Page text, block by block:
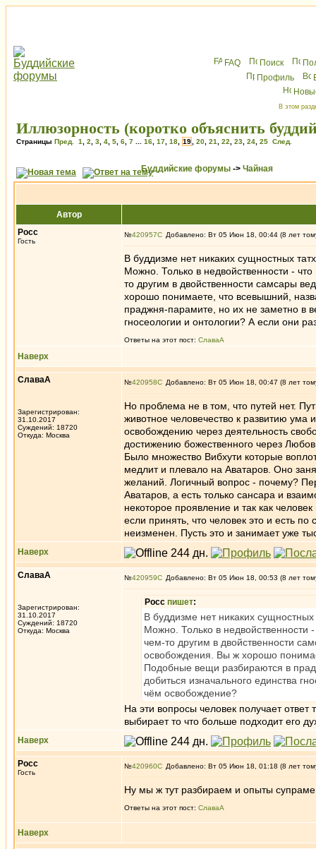
FAQ Поиск
Профиль
В этом
Иллюзорность (коротко объяснить
Страницы Пред. 1 2 3 4 5 6 7 16 17 18 19 20 21 22 23 24 25 След.
Буддийские форумы -> Чайная
Автор
Росс
Гость
№420957 Добавлено: Вт 05 Июн 18, 00:44 (8 лет
В буддизме нет никаких сущностных
Можно. Только в недвойственности -
то другим в двойственности самсары
хорошо понимаете, что всевышний,
праджня-парамите, но их не заметно в
гносеологии и онтологии? А если они
Ответы на этот пост: СлаваА
Наверх
СлаваА
Зарегистрирован:
31.10.2017
Суждений: 18720
Откуда: Москва
№420958 Добавлено: Вт 05 Июн 18, 00:47 (8 лет
Но проблема не в том, что путей нет.
животное человечество к развитию
освобождению через деятельность
достижению божественного через
Было множество Вибхути которые
медлит и плевало на Аватаров. Оно
желаний. Логичный вопрос - почему?
Аватаров, а есть только сансара и
некоторое проявление и так как
если принять, что человек это и есть
неизменен. Пусть это и занимает уже
Наверх
СлаваА
Зарегистрирован:
31.10.2017
Суждений: 18720
Откуда: Москва
№420959 Добавлено: Вт 05 Июн 18, 00:53 (8 лет
Росс пишет:
В буддизме нет никаких
Можно. Только в недвойственности
чем-то другим в двойственности
освобождения. Вы ж хорошо
Подобные вещи разбираются в
добиться изначального единства
чём освобождение?
На эти вопросы человек получает
выбирает то что больше подходит его
Наверх
Росс
Гость
№420960 Добавлено: Вт 05 Июн 18, 01:18 (8 лет
Ну мы ж тут разбираем и опыты
Ответы на этот пост: СлаваА
Наверх